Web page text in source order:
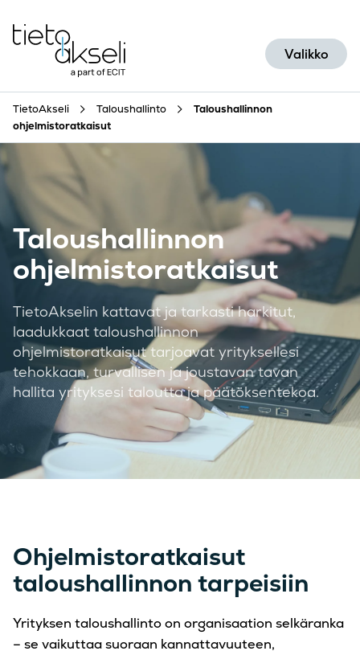
Valikko
TietoAkseli Taloushallinto
Taloushallinnon
ohjelmistoratkaisut
Taloushallinnon
ohjelmistoratkaisut
TietoAkselin kattavat ja tarkasti harkitut,
laadukkaat taloushallinnon
ohjelmistoratkaisuttarjoavat yrityksellesi
tehokkaan, turvallisen ja joustavan tavan
hallita yrityksesi taloutta ja päätöksentekoa.
Ohjelmistoratkaisut
taloushallinnon tarpeisiin
Yrityksen taloushallinto on organisaation selkäranka
– se vaikuttaa suoraan kannattavuuteen,